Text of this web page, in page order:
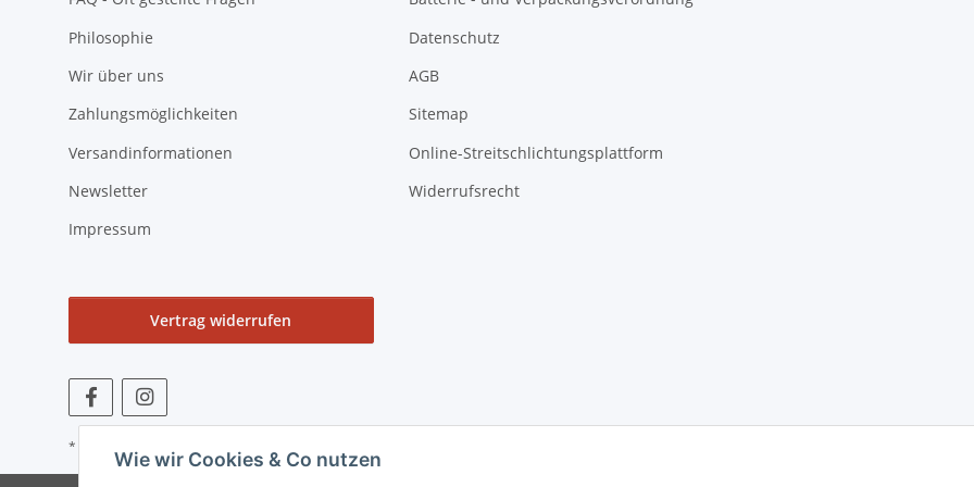
Wie wir Cookies & Co nutzen
Philosophie
Wir über uns
Zahlungsmöglichkeiten
Versandinformationen
Newsletter
Impressum
Datenschutz
AGB
Sitemap
Online-Streitschlichtungsplattform
Widerrufsrecht
Vertrag widerrufen
* Alle Preise zzgl. gesetzlicher USt., zzgl.